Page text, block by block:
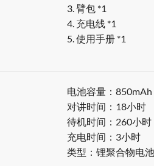
3. 臂包 *1
4. 充电线 *1
5. 使用手册 *1
电池容量：850mAh
对讲时间：18小时
待机时间：260小时
充电时间：3小时
类型：锂聚合物电池